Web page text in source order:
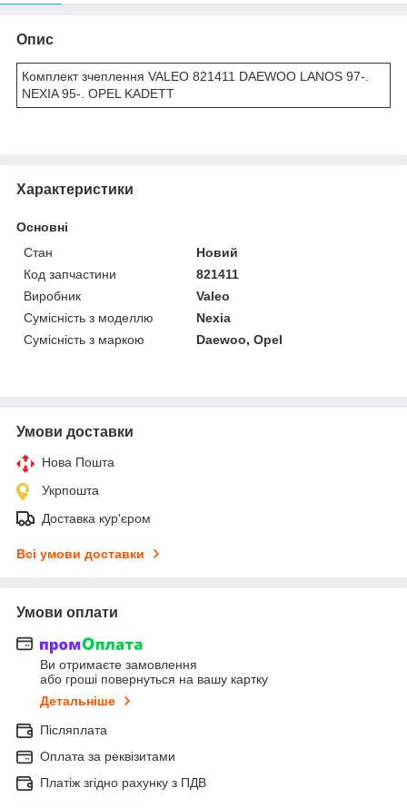
Опис
Комплект зчеплення VALEO 821411 DAEWOO LANOS 97-.
NEXIA 95-. OPEL KADETT
Характеристики
Основні
Стан
Новий
Код запчастини
821411
Виробник
Valeo
Сумісність з моделлю
Nexia
Сумісність з маркою
Daewoo, Opel
Умови доставки
Нова Пошта
Укрпошта
Доставка кур'єром
Всі умови доставки
Умови оплати
Ви отримаєте замовлення
або гроші повернуться на вашу картку
Детальніше
Післяплата
Оплата за реквізитами
Платіж згідно рахунку з ПДВ